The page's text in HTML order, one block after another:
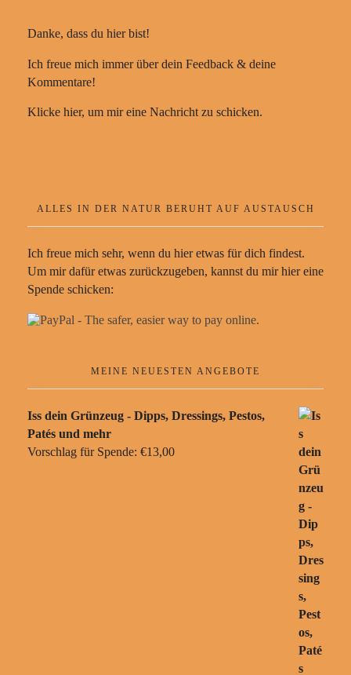
Danke, dass du hier bist!
Ich freue mich immer über dein Feedback & deine
Kommentare!
Klicke hier, um mir eine Nachricht zu schicken.
ALLES IN DER NATUR BERUHT AUF AUSTAUSCH
Ich freue mich sehr, wenn du hier etwas für dich findest.
Um mir dafür etwas zurückzugeben, kannst du mir hier eine
Spende schicken:
MEINE NEUESTEN ANGEBOTE
Iss dein Grünzeug - Dipps, Dressings, Pestos,
Patés und mehr
Vorschlag für Spende: €13,00